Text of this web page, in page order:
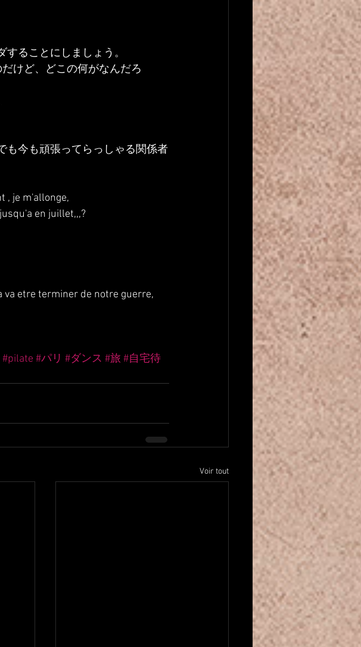
ることにしましょう。
けど、どこの何がなんだろ
も今も頑張ってらっしゃる関係者
, je m'allonge,
en juillet,,,?
va etre terminer de notre guerre,
#pilate #パリ #ダンス #旅 #自宅待
Voir tout